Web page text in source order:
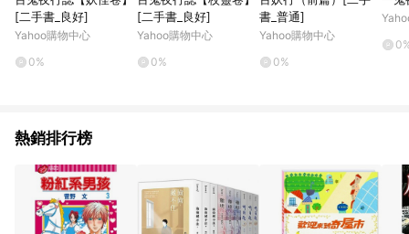
[二手書_良好]
Yahoo購物中心
0%
[二手書_良好]
Yahoo購物中心
0%
書_普通]
Yahoo購物中心
0%
熱銷排行榜